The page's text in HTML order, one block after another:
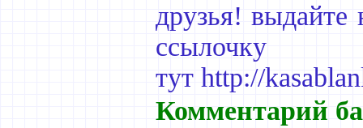
друзья!
ссылочку
тут http://
Комментарий